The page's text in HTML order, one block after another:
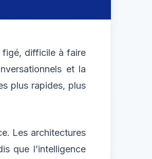
figé, difficile à faire
et la
plus rapides, plus
Les architectures
que l’intelligence